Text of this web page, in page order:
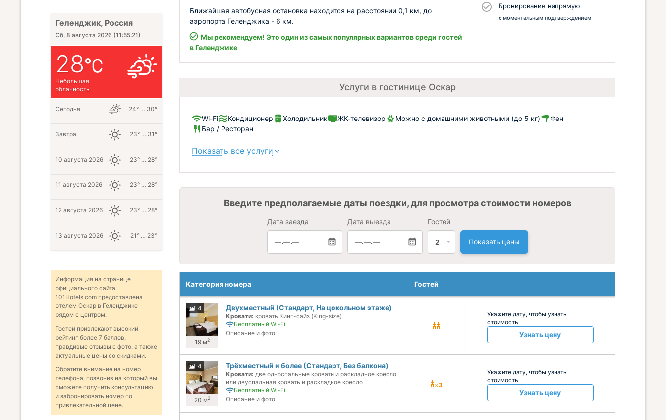
Бронирование напрямую
с моментальным подтверждением
Ближайшая автобусная остановка находится на расстоянии 0,1 км, до
аэропорта Геленджика - 6 км.
Мы рекомендуем! Это один из самых популярных вариантов среди гостей
в Геленджике
Услуги в гостинице Оскар
Wi-Fi Кондиционер Холодильник ЖК-телевизор Можно с домашними животными (до 5 кг)
Фен
Бар / Ресторан
Показать все услуги
Введите предполагаемые даты поездки, для просмотра стоимости номеров
Дата заезда
—.—.—
Дата выезда
—.—.—
Гостей
2 Показать цены
Категория номера Гостей
4
19 м2
Двухместный (Стандарт, На цокольном этаже)
Кровати: кровать Кинг-сайз (King-size)
Бесплатный Wi-Fi
Описание и фото
Укажите дату, чтобы узнать
стоимость
Узнать цену
4
20 м2
Трёхместный и более (Стандарт, Без балкона)
Кровати: две односпальные кровати и раскладное кресло
или двуспальная кровать и раскладное кресло
Бесплатный Wi-Fi
Описание и фото
×3
Укажите дату, чтобы узнать
стоимость
Узнать цену
Геленджик, Россия
Сб, 8 августа 2026 (11:55:23)
28
Небольшая
облачность
Сегодня 24° … 30°
Завтра 23° … 31°
10 августа 2026 23° … 28°
11 августа 2026 23° … 28°
12 августа 2026 23° … 28°
13 августа 2026 21° … 23°
Информация на странице
официального сайта
101Hotels.com предоставлена
отелем Оскар в Геленджике
рядом с центром.
Гостей привлекают высокий
рейтинг более 7 баллов,
правдивые отзывы с фото, а также
актуальные цены со скидками.
Обратите внимание на номер
телефона, позвонив на который вы
сможете получить консультацию
и забронировать номер по
привлекательной цене.